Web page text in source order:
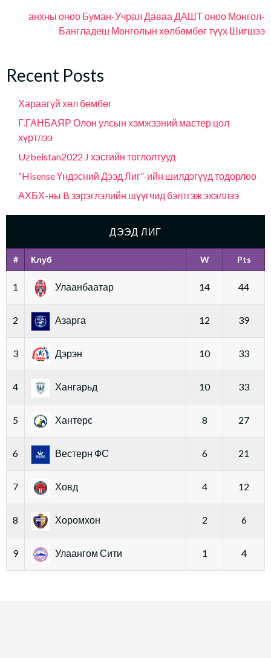
анхны оноо Буман-УчралДаваа ДАШТ оноо Монгол-
Бангладеш Монголын хөлбөмбөгтүүх Шигшээ
Recent Posts
Хараагүй хөл бөмбөг
Г.ГАНБАЯР Олон улсын хэмжээний мастер цол
хүртлээ
Uzbeistan2022 J хэсгийн тоглолтууд
“Hisense Үндэсний Дээд Лиг”-ийн шилдэгүүд тодорлоо
АХБХ-ны B зэрэглэлийн шүүгчид бэлтгэж эхэллээ
ДЭЭД ЛИГ
# Клуб W Pts
1 Улаанбаатар 14 44
2 Азарга 12 39
3 Дэрэн 10 33
4 Хангарьд 10 33
5 Хантерс 8 27
6 Вестерн ФС 6 21
7 Ховд 4 12
8 Хоромхон 2 6
9 Улаангом Сити 1 4